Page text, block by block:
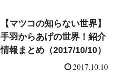
【マツコの知らない世界】
手羽からあげの世界！紹介
情報まとめ（2017/10/10）
2017.10.10